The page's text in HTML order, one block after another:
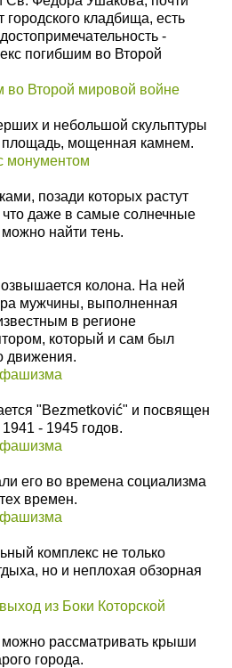
кладбища, есть
-
погибшим во Второй
и небольшой скульптуры
площадь, мощенная камнем.
позади которых растут
даже в самые солнечные
можно найти тень.
колона. На ней
мужчины, выполненная
в регионе
который и сам был
движения.
"Bezmetković" и посвящен
- 1945 годов.
его во времена социализма
времен.
комплекс не только
но и неплохая обзорная
рассматривать крыши
города.